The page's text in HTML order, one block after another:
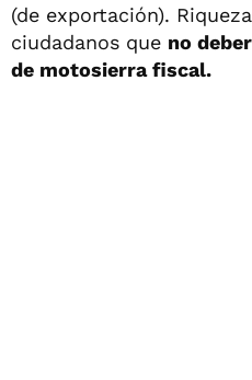
(de exportación).
ciudadanos que no
de motosierra fiscal.